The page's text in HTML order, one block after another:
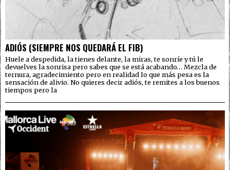
ADIÓS (SIEMPRE NOS QUEDARÁ EL FIB)
Huele a despedida, la tienes delante, la miras, te sonríe y tú le
devuelves la sonrisa pero sabes que se está acabando… Mezcla de
ternura, agradecimiento pero en realidad lo que más pesa es la
sensación de alivio. No quieres decir adiós, te remites a los buenos
tiempos pero la